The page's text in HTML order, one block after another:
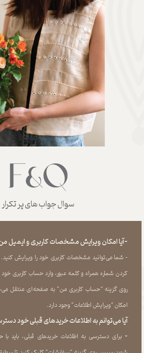
سوال جواب های پر تکرار
-آیا امکان ویرایش مشخصات کاربری و ایمیل
- شما می‏‌توانید مشخصات کاربری خود را ویرایش کنید.
کردن شماره همراه و کلمه عبور، وارد حساب کاربری
روی گزینه “حساب کاربری من” به صفحه‏‌ای منتقل
امکان “ویرایش اطلاعات” وجود دارد.​​​​​​​
آیا می‌‏توانم به اطلاعات خریدهای قبلی خود
​​​​​​​- برای دسترسی به اطلاعات خریدهای قبلی، باید با